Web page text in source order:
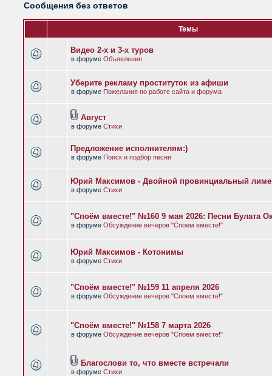
Сообщения без ответов
Темы
Видео 2-х и 3-х туров
в форуме Объявления
Уберите рекламу проституток из афиши
в форуме Пожелания по работе сайта и форума
Август
в форуме Стихи
Предложение исполнителям:)
в форуме Поиск и подбор песни
Юрий Максимов - Двойной провинциальный
в форуме Стихи
"Споём вместе!" №160 9 мая 2026: Песни Булата
в форуме Обсуждение вечеров "Споем вместе!"
Юрий Максимов - Котонимы
в форуме Стихи
"Споём вместе!" №159 11 апреля 2026
в форуме Обсуждение вечеров "Споем вместе!"
"Споём вместе!" №158 7 марта 2026
в форуме Обсуждение вечеров "Споем вместе!"
Благослови то, что вместе встречали
в форуме Стихи